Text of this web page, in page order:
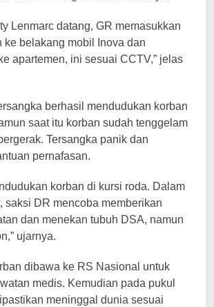
Lenmarc datang, GR memasukkan
ke belakang mobil Inova dan
apartemen, ini sesuai CCTV,” jelas
berhasil mendudukan korban
saat itu korban sudah tenggelam
Tersangka panik dan
pernafasan.
korban di kursi roda. Dalam
saksi DR mencoba memberikan
dan menekan tubuh DSA, namun
ujarnya.
dibawa ke RS Nasional untuk
medis. Kemudian pada pukul
meninggal dunia sesuai